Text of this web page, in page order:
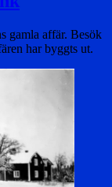
gamla affär. Besök
har byggts ut.